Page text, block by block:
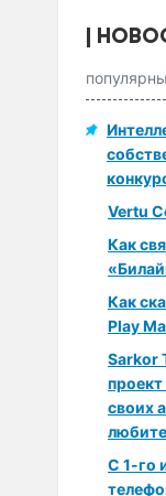
Vertu
Как
Как
Play
Sarkor
своих
С 1-го